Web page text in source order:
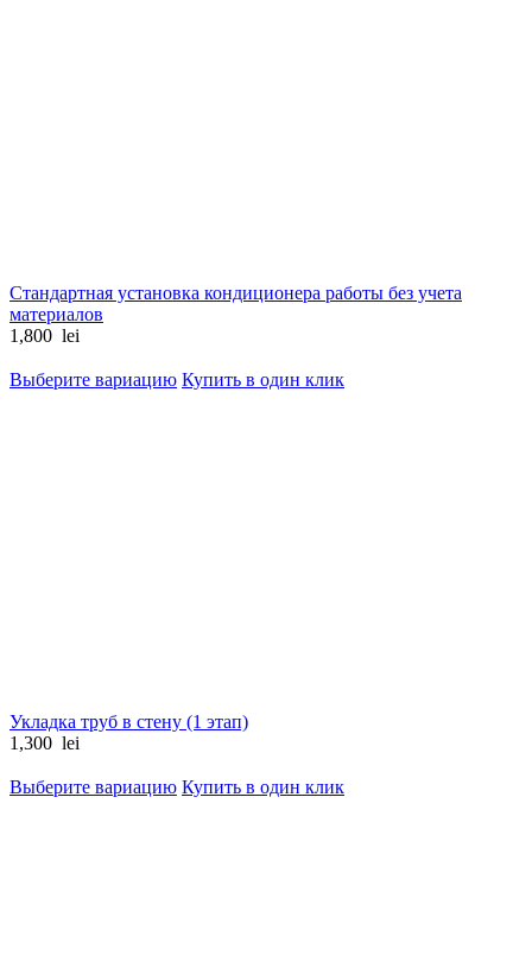
Стандартная установка кондиционера работы без учета
материалов
1,800 lei
Выберите вариацию Купить в один клик
Укладка труб в стену (1 этап)
1,300 lei
Выберите вариацию Купить в один клик